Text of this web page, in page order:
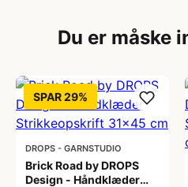
Du er måske
SPAR 29%
DROPS - GARNSTUDIO
Brick Road by DROPS
Design - Håndklæder